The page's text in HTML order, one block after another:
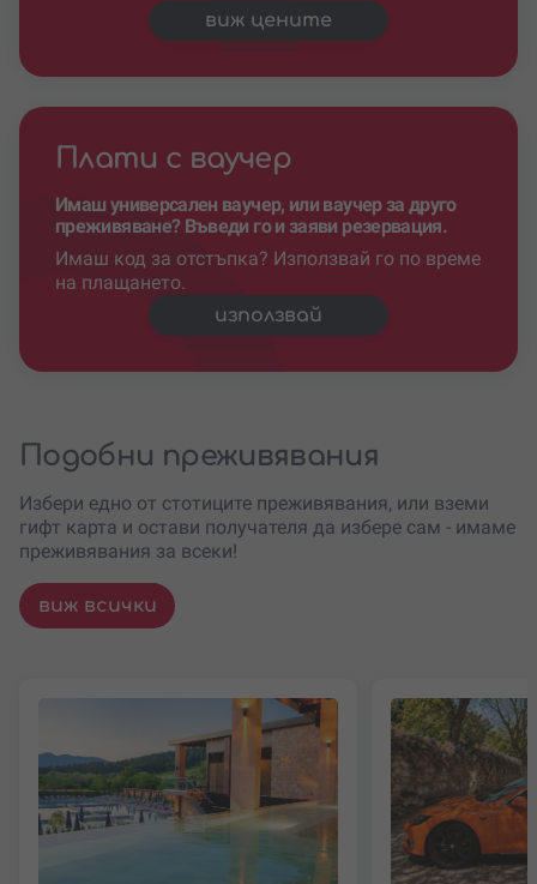
виж цените
Плати с ваучер
Имаш универсален ваучер, или ваучер за друго
преживяване? Въведи го и заяви резервация.
Имаш код за отстъпка? Използвай го по време
на плащането.
използвай
Подобни преживявания
Избери едно от стотиците преживявания, или вземи
гифт карта и остави получателя да избере сам - имаме
преживявания за всеки!
виж всички